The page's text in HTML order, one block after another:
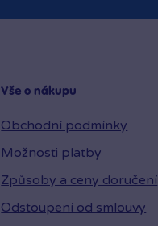
Vše o nákupu
Obchodní podmínky
Možnosti platby
Způsoby a ceny doručení
Odstoupení od smlouvy